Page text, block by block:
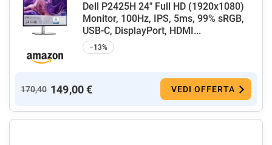
Dell P2425H 24" Full HD (1920x1080)
Monitor, 100Hz, IPS, 5ms, 99% sRGB,
USB-C, DisplayPort, HDMI...
−13%
170,40 149,00 € VEDI OFFERTA